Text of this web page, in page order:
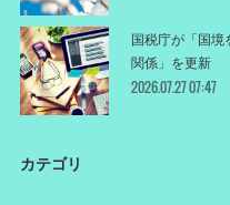
国税庁が「国境
関係」を更新
2026.07.27 07:47
カテゴリ